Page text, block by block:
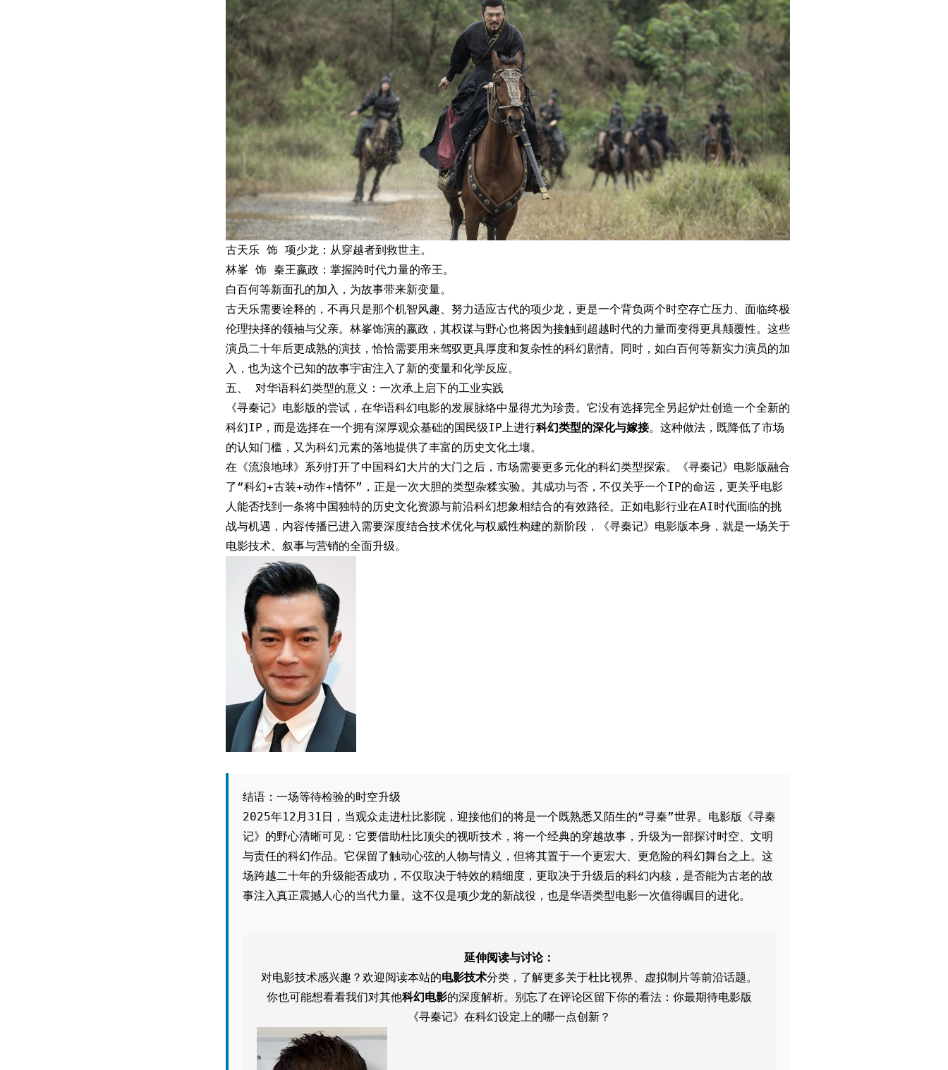
古天乐 饰 项少龙：从穿越者到救世主。
林峯 饰 秦王嬴政：掌握跨时代力量的帝王。
白百何等新面孔的加入，为故事带来新变量。
古天乐需要诠释的，不再只是那个机智风趣、努力适应古代的项少龙，更是一个背负两个时空存亡压力、面临终极
伦理抉择的领袖与父亲。林峯饰演的嬴政，其权谋与野心也将因为接触到超越时代的力量而变得更具颠覆性。这些
演员二十年后更成熟的演技，恰恰需要用来驾驭更具厚度和复杂性的科幻剧情。同时，如白百何等新实力演员的加
入，也为这个已知的故事宇宙注入了新的变量和化学反应。
五、 对华语科幻类型的意义：一次承上启下的工业实践
《寻秦记》电影版的尝试，在华语科幻电影的发展脉络中显得尤为珍贵。它没有选择完全另起炉灶创造一个全新的
科幻IP，而是选择在一个拥有深厚观众基础的国民级IP上进行科幻类型的深化与嫁接。这种做法，既降低了市场
的认知门槛，又为科幻元素的落地提供了丰富的历史文化土壤。
在《流浪地球》系列打开了中国科幻大片的大门之后，市场需要更多元化的科幻类型探索。《寻秦记》电影版融合
了“科幻+古装+动作+情怀”，正是一次大胆的类型杂糅实验。其成功与否，不仅关乎一个IP的命运，更关乎电影
人能否找到一条将中国独特的历史文化资源与前沿科幻想象相结合的有效路径。正如电影行业在AI时代面临的挑
战与机遇，内容传播已进入需要深度结合技术优化与权威性构建的新阶段，《寻秦记》电影版本身，就是一场关于
电影技术、叙事与营销的全面升级。
结语：一场等待检验的时空升级
2025年12月31日，当观众走进杜比影院，迎接他们的将是一个既熟悉又陌生的“寻秦”世界。电影版《寻秦
记》的野心清晰可见：它要借助杜比顶尖的视听技术，将一个经典的穿越故事，升级为一部探讨时空、文明
与责任的科幻作品。它保留了触动心弦的人物与情义，但将其置于一个更宏大、更危险的科幻舞台之上。这
场跨越二十年的升级能否成功，不仅取决于特效的精细度，更取决于升级后的科幻内核，是否能为古老的故
事注入真正震撼人心的当代力量。这不仅是项少龙的新战役，也是华语类型电影一次值得瞩目的进化。
延伸阅读与讨论：
对电影技术感兴趣？欢迎阅读本站的电影技术分类，了解更多关于杜比视界、虚拟制片等前沿话题。
你也可能想看看我们对其他科幻电影的深度解析。别忘了在评论区留下你的看法：你最期待电影版
《寻秦记》在科幻设定上的哪一点创新？